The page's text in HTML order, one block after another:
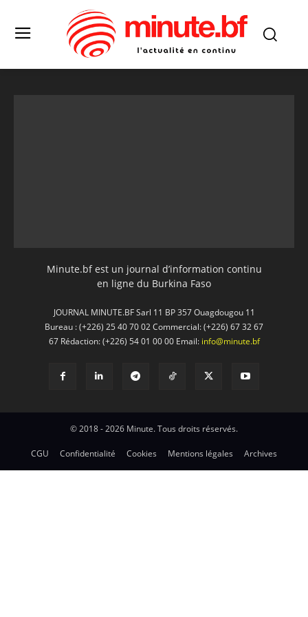
Minute.bf est un journal d’information continu
en ligne du Burkina Faso
JOURNAL MINUTE.BF Sarl 11 BP 357 Ouagdougou 11
Bureau : (+226) 25 40 70 02 Commercial: (+226) 67 32 67
67 Rédaction: (+226) 54 01 00 00 Email: info@minute.bf
© 2018 - 2026 Minute. Tous droits réservés.
CGU Confidentialité Cookies Mentions légales Archives